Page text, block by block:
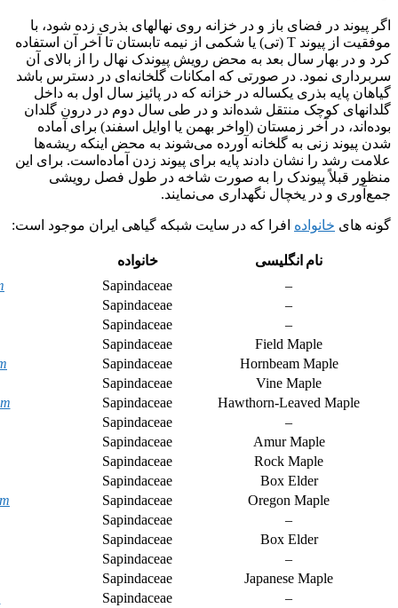
اگر پیوند در فضای باز و در خزانه روی نهالهای بذری زده شود، با
موفقیت از پیوند T (تی) یا شکمی از نیمه تابستان تا آخر آن استفاده
کرد و در بهار سال بعد به محض رویش پیوندک نهال را از بالای آن
سربرداری نمود. در صورتی که امکانات گلخانه‌ای در دسترس باشد
گیاهان پایه بذری یکساله در خزانه که در پائیز سال اول به داخل
گلدانهای کوچک منتقل شده‌اند و در طی سال دوم در درون گلدان
بوده‌اند، در آخر زمستان (اواخر بهمن یا اوایل اسفند) برای آماده
شدن پیوند زنی به گلخانه آورده می‌شوند به محض اینکه ریشه‌ها
علامت رشد را نشان دادند پایه برای پیوند زدن آماده‌است. برای این
منظور قبلاً پیوندک را به صورت شاخه در طول فصل رویشی
جمع‌آوری و در یخچال نگهداری می‌نمایند.
گونه های خانواده افرا که در سایت شبکه گیاهی ایران موجود است:
نام انگلیسی خانواده
–
Sapindaceae
–
Sapindaceae
–
Sapindaceae
Field Maple
Sapindaceae
Hornbeam Maple
Sapindaceae
Vine Maple
Sapindaceae
Hawthorn-Leaved Maple
Sapindaceae
–
Sapindaceae
Amur Maple
Sapindaceae
Rock Maple
Sapindaceae
Box Elder
Sapindaceae
Oregon Maple
Sapindaceae
–
Sapindaceae
Box Elder
Sapindaceae
–
Sapindaceae
Japanese Maple
Sapindaceae
–
Sapindaceae